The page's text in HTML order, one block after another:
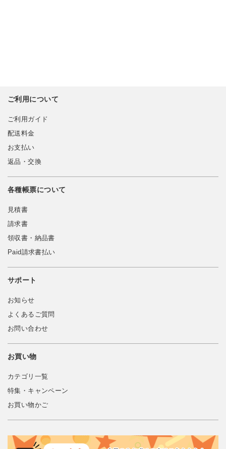
ご利用について
ご利用ガイド
配送料金
お支払い
返品・交換
各種帳票について
見積書
請求書
領収書・納品書
Paid請求書払い
サポート
お知らせ
よくあるご質問
お問い合わせ
お買い物
カテゴリ一覧
特集・キャンペーン
お買い物かご